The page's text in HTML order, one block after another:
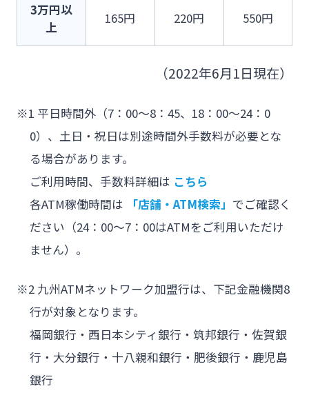
3万円以
上
165円 220円 550円
（2022年6月1日現在）
※1 平日時間外（7：00～8：45、18：00～24：0
0）、土日・祝日は別途時間外手数料が必要とな
る場合があります。
ご利用時間、手数料詳細は こちら
各ATM稼働時間は
「店舗・ATM検索」 でご確認く
ださい（24：00～7：00はATMをご利用いただけ
ません）。
※2 九州ATMネットワーク加盟行は、下記金融機関8
行が対象となります。
福岡銀行・西日本シティ銀行・筑邦銀行・佐賀銀
行・大分銀行・十八親和銀行・肥後銀行・鹿児島
銀行